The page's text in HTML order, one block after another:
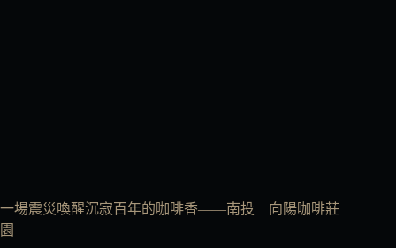
一場震災喚醒沉寂百年的咖啡香——南投 向陽咖啡莊
園